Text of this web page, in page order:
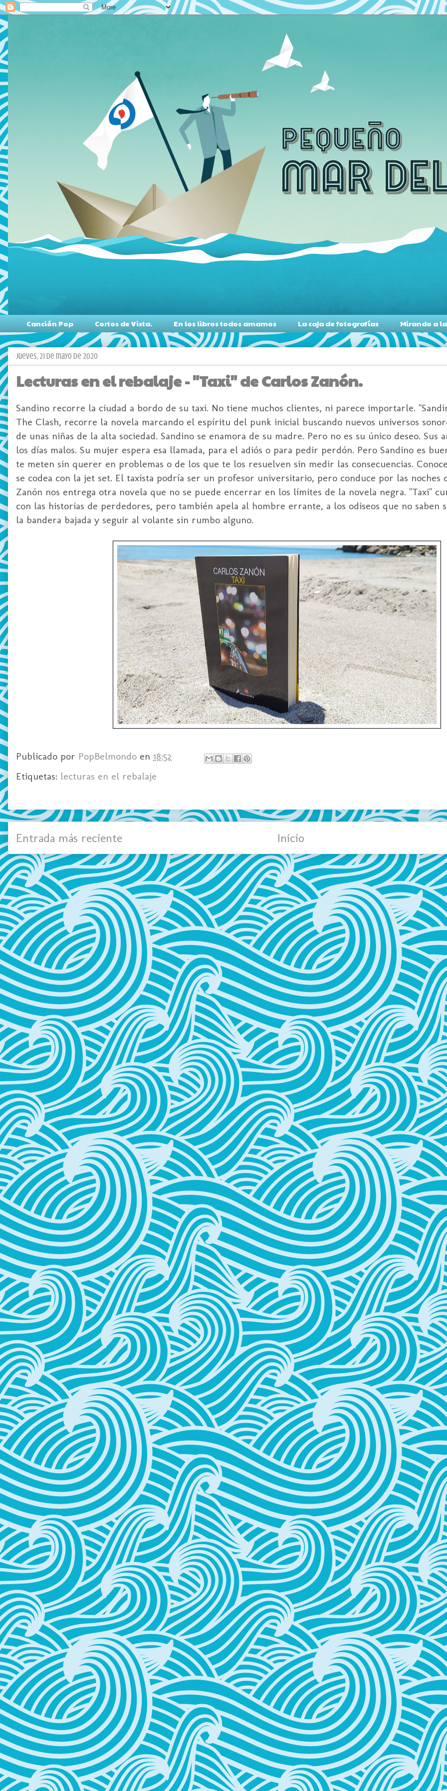
Canción Pop Cortos de Vista. En los libros todos amamos La caja de fotografías Mirando a
jueves, 21 de mayo de 2020
Lecturas en el rebalaje - "Taxi" de Carlos Zanón.
Sandino recorre la ciudad a bordo de su taxi. No tiene muchos clientes, ni parece importarle.
The Clash, recorre la novela marcando el espíritu del punk inicial buscando nuevos universos
de unas niñas de la alta sociedad. Sandino se enamora de su madre. Pero no es su único deseo. Sus
los días malos. Su mujer espera esa llamada, para el adiós o para pedir perdón. Pero Sandino es
te meten sin querer en problemas o de los que te los resuelven sin medir las consecuencias.
se codea con la jet set. El taxista podría ser un profesor universitario, pero conduce por las noches
Zanón nos entrega otra novela que no se puede encerrar en los límites de la novela negra. "Taxi"
con las historias de perdedores, pero también apela al hombre errante, a los odiseos que no saben
la bandera bajada y seguir al volante sin rumbo alguno.
Publicado por PopBelmondo en 18:52
Etiquetas: lecturas en el rebalaje
Entrada más reciente Inicio